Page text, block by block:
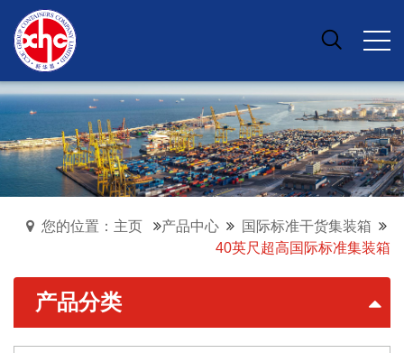
您的位置：主页 产品中心
国际标准干货集装箱
40英尺超高国际标准集装箱
产品分类